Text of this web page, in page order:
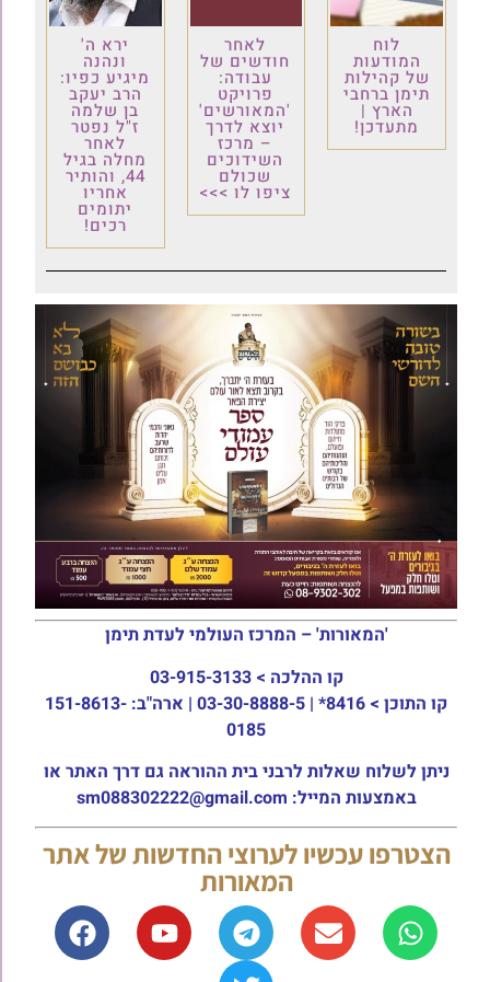
לוח
המודעות
של קהילות
תימן ברחבי
הארץ |
מתעדכן!
לאחר
חודשים של
עבודה:
פרויקט
'המאורשים'
יוצא לדרך
– מרכז
השידוכים
שכולם
ציפו לו >>>
ירא ה'
ונהנה
מיגיע כפיו:
הרב יעקב
בן שלמה
ז"ל נפטר
לאחר
מחלה בגיל
44, והותיר
אחריו
יתומים
רכים!
'המאורות' – המרכז העולמי לעדת תימן
קו ההלכה > 03-915-3133
קו התוכן >
8416* | 03-30-8888-5 | ארה"ב: 151-8613-
0185
ניתן לשלוח שאלות לרבני בית ההוראה גם דרך האתר או
באמצעות המייל: sm088302222@gmail.com
הצטרפו עכשיו לערוצי החדשות של אתר
המאורות